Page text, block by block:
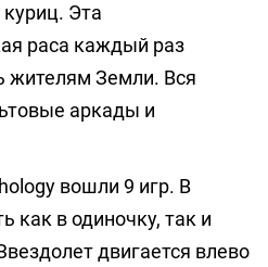
Эта
раса каждый раз
жителям Земли. Вся
аркады и
вошли 9 игр. В
как в одиночку, так и
двигается влево